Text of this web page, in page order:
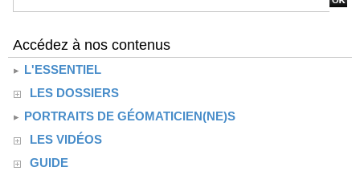
Accédez à nos contenus
L'ESSENTIEL
LES DOSSIERS
PORTRAITS DE GÉOMATICIEN(NE)S
LES VIDÉOS
GUIDE